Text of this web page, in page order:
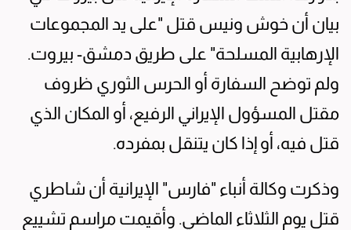
بيان أن خوش ونيس قتل "على يد المجموعات
الإرهابية المسلحة" على طريق دمشق- بيروت.
ولم توضح السفارة أو الحرس الثوري ظروف
مقتل المسؤول الإيراني الرفيع، أو المكان الذي
قتل فيه، أو إذا كان يتنقل بمفرده.
وذكرت وكالة أنباء "فارس" الإيرانية أن شاطري
قتل يوم الثلاثاء الماضي. وأقيمت مراسم تشييع